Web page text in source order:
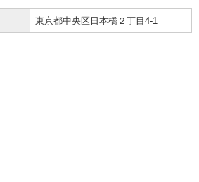
東京都中央区日本橋２丁目4-1